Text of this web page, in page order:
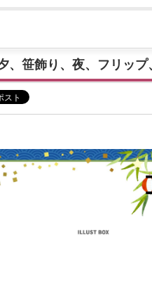
、笹飾り、夜、フリップ